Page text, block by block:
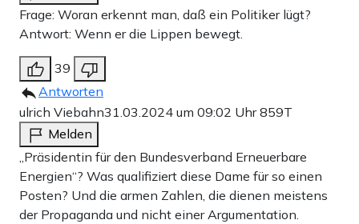
Frage: Woran erkennt man, daß ein Politiker lügt?
Antwort: Wenn er die Lippen bewegt.
39
Antworten
ulrich Viebahn31.03.2024 um 09:02 Uhr859T
Melden
„Präsidentin für den Bundesverband Erneuerbare
Energien“? Was qualifiziert diese Dame für so einen
Posten? Und die armen Zahlen, die dienen meistens
der Propaganda und nicht einer Argumentation.